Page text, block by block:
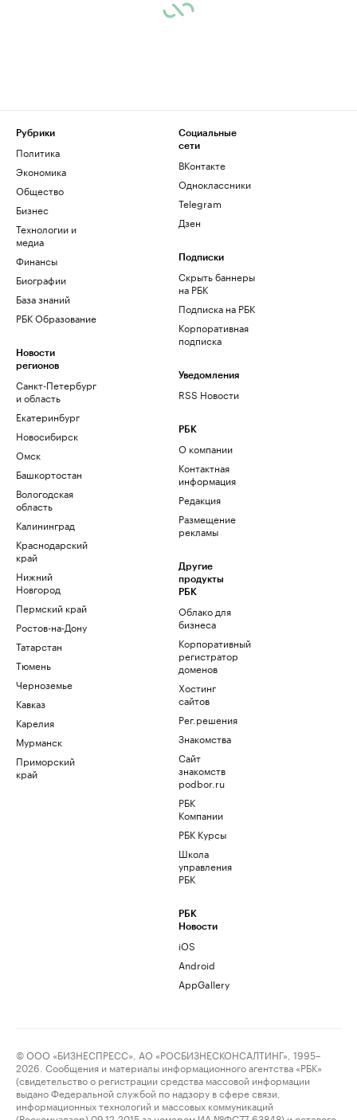
Рубрики
Политика
Экономика
Общество
Бизнес
Технологии и
медиа
Финансы
Биографии
База знаний
РБК Образование
Новости
регионов
Санкт-Петербург
и область
Екатеринбург
Новосибирск
Омск
Башкортостан
Вологодская
область
Калининград
Краснодарский
край
Нижний
Новгород
Пермский край
Ростов-на-Дону
Татарстан
Тюмень
Черноземье
Кавказ
Карелия
Мурманск
Приморский
край
Социальные
сети
ВКонтакте
Одноклассники
Telegram
Дзен
Подписки
Скрыть баннеры
на РБК
Подписка на РБК
Корпоративная
подписка
Уведомления
RSS Новости
РБК
О компании
Контактная
информация
Редакция
Размещение
рекламы
Другие
продукты
РБК
Облако для
бизнеса
Корпоративный
регистратор
доменов
Хостинг
сайтов
Рег.решения
Знакомства
Сайт
знакомств
podbor.ru
РБК
Компании
РБК Курсы
Школа
управления
РБК
РБК
Новости
iOS
Android
AppGallery
© ООО «БИЗНЕСПРЕСС», АО «РОСБИЗНЕСКОНСАЛТИНГ», 1995–
2026. Сообщения и материалы информационного агентства «РБК»
(свидетельство о регистрации средства массовой информации
выдано Федеральной службой по надзору в сфере связи,
информационных технологий и массовых коммуникаций